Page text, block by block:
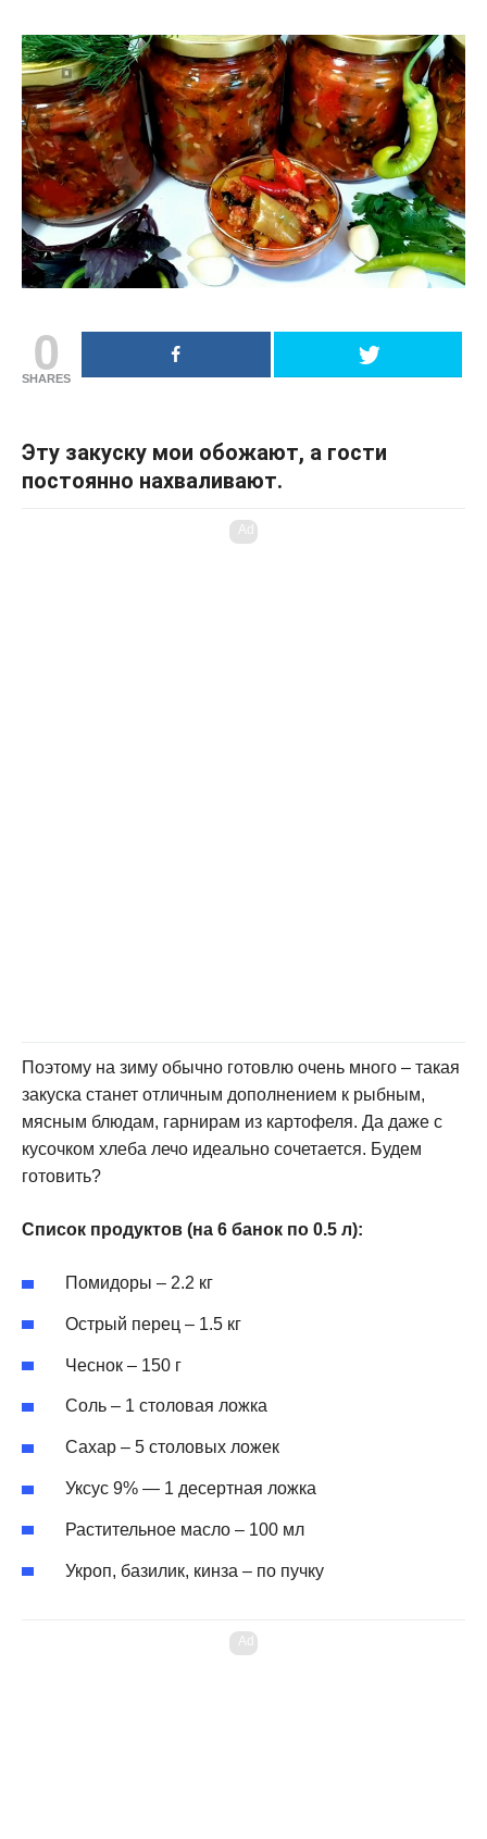
0
SHARES
Эту закуску мои обожают, а гости
постоянно нахваливают.
Ad
Поэтому на зиму обычно готовлю очень много – такая
закуска станет отличным дополнением к рыбным,
мясным блюдам, гарнирам из картофеля. Да даже с
кусочком хлеба лечо идеально сочетается. Будем
готовить?
Список продуктов (на 6 банок по 0.5 л):
Помидоры – 2.2 кг
Острый перец – 1.5 кг
Чеснок – 150 г
Соль – 1 столовая ложка
Сахар – 5 столовых ложек
Уксус 9% — 1 десертная ложка
Растительное масло – 100 мл
Укроп, базилик, кинза – по пучку
Ad